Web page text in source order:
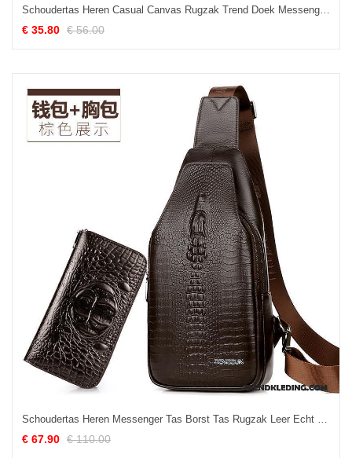
Schoudertas Heren Casual Canvas Rugzak Trend Doek Messenger Tas Marineblauw
€ 35.80 € 56.00
Schoudertas Heren Messenger Tas Borst Tas Rugzak Leer Echt Leer Krokodillenleer Bruine
€ 67.90 € 110.00